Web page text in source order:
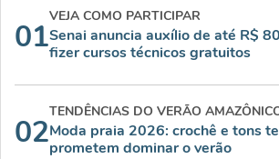
01
VEJA COMO PARTICIPAR
Senai anuncia auxílio de até R$
fizer cursos técnicos gratuitos
02
TENDÊNCIAS DO VERÃO
Moda praia 2026: crochê e tons
prometem dominar o verão